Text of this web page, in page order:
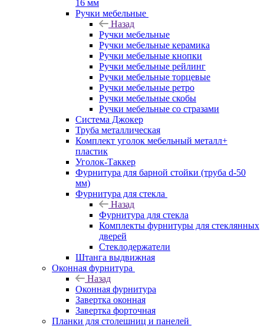
16 мм
Ручки мебельные
Назад
Ручки мебельные
Ручки мебельные керамика
Ручки мебельные кнопки
Ручки мебельные рейлинг
Ручки мебельные торцевые
Ручки мебельные ретро
Ручки мебельные скобы
Ручки мебельные со стразами
Система Джокер
Труба металлическая
Комплект уголок мебельный металл+
пластик
Уголок-Таккер
Фурнитура для барной стойки (труба d-50
мм)
Фурнитура для стекла
Назад
Фурнитура для стекла
Комплекты фурнитуры для стеклянных
дверей
Стеклодержатели
Штанга выдвижная
Оконная фурнитура
Назад
Оконная фурнитура
Завертка оконная
Завертка форточная
Планки для столешниц и панелей